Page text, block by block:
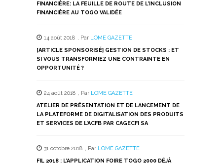
FINANCIÈRE: LA FEUILLE DE ROUTE DE L’INCLUSION
FINANCIÈRE AU TOGO VALIDÉE
14 août 2018 , Par LOME GAZETTE
[ARTICLE SPONSORISÉ] GESTION DE STOCKS : ET
SI VOUS TRANSFORMIEZ UNE CONTRAINTE EN
OPPORTUNITÉ ?
24 août 2018 , Par LOME GAZETTE
ATELIER DE PRÉSENTATION ET DE LANCEMENT DE
LA PLATEFORME DE DIGITALISATION DES PRODUITS
ET SERVICES DE L’ACFB PAR CAGECFI SA
31 octobre 2018 , Par LOME GAZETTE
FIL 2018 : L’APPLICATION FOIRE TOGO 2000 DÉJÀ